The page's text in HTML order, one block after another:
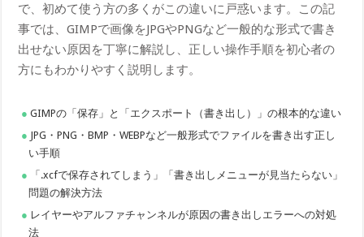
で、初めて使う方の多くがこの違いに戸惑います。この記
事では、GIMPで画像をJPGやPNGなど一般的な形式で書き
出せない原因を丁寧に解説し、正しい操作手順を初心者の
方にもわかりやすく説明します。
GIMPの「保存」と「エクスポート（書き出し）」の根本的な違い
JPG・PNG・BMP・WEBPなど一般形式でファイルを書き出す正し
い手順
「.xcfで保存されてしまう」「書き出しメニューが見当たらない」
問題の解決方法
レイヤーやアルファチャンネルが原因の書き出しエラーへの対処
法